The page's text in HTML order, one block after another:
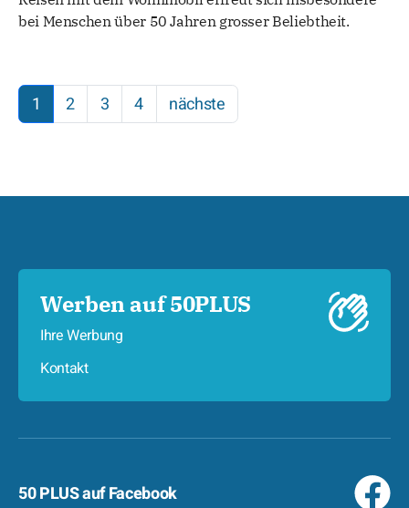
bei Menschen über 50 Jahren grosser Beliebtheit.
1 2 3 4 nächste
Werben auf 50PLUS
Ihre Werbung
Kontakt
50 PLUS auf Facebook